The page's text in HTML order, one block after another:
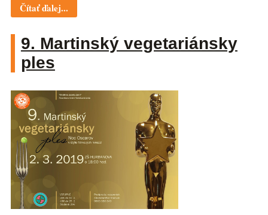
Čítať ďalej...
9. Martinský vegetariánsky
ples